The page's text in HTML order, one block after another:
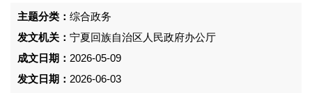
主题分类： 综合政务
发文机关： 宁夏回族自治区人民政府办公厅
成文日期： 2026-05-09
发文日期： 2026-06-03